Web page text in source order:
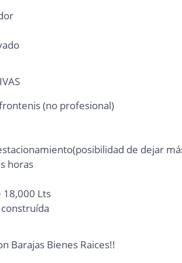
(no profesional)
de dejar
horas
18,000 Lts
Barajas Bienes Raices!!